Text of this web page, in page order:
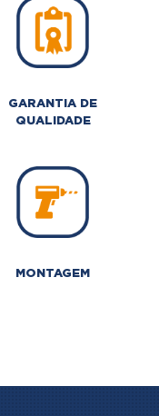
GARANTIA DE
QUALIDADE
MONTAGEM